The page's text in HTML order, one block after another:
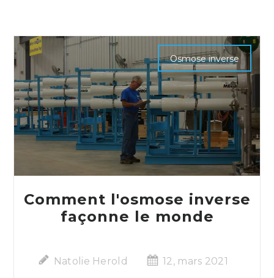
Osmose inverse
Comment l'osmose inverse
façonne le monde
Natolie Herold 12, mars 2021